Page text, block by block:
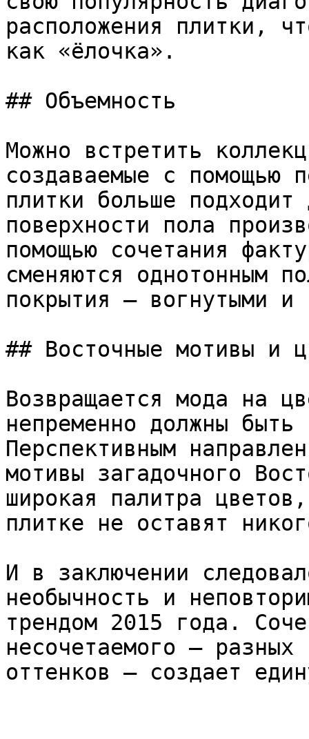
расположения плитки,
как «ёлочка».
## Объемность
Можно встретить
создаваемые с помощью
плитки больше
поверхности пола
помощью сочетания
сменяются однотонным
покрытия – вогнутыми
## Восточные мотивы и
Возвращается мода на
непременно должны
Перспективным
мотивы загадочного
широкая палитра
плитке не оставят
И в заключении
необычность и
трендом 2015 года.
несочетаемого –
оттенков – создает